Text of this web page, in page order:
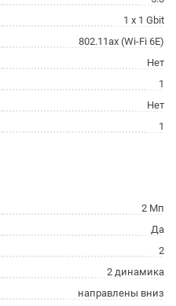
1 x 1 Gbit
802.11ax (Wi-Fi 6E)
Нет
1
Нет
1
2 Мп
Да
2
2 динамика
направлены вниз